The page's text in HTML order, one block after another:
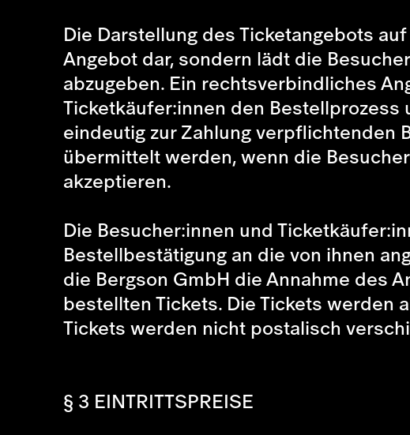
Die Darstellung des Ticketangebots
Angebot dar, sondern lädt die
abzugeben. Ein rechtsverbindliches
Ticketkäufer:innen den
eindeutig zur Zahlung verpflichtenden
übermittelt werden, wenn die
akzeptieren.
Die Besucher:innen und
Bestellbestätigung an die von ihnen
die Bergson GmbH die Annahme des
bestellten Tickets. Die Tickets werden
Tickets werden nicht postalisch
§ 3 EINTRITTSPREISE